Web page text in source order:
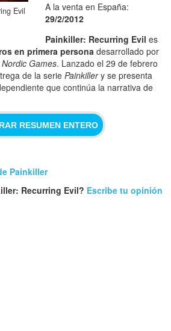
Evil
A la venta en España:
29/2/2012
Painkiller: Recurring Evil es
en primera persona desarrollado por
Nordic Games. Lanzado el 29 de febrero
de la seriePainkillery se presenta
que continúa la narrativa de
RESUMEN ENTERO
Painkiller
Recurring Evil? Escribe tu opinión